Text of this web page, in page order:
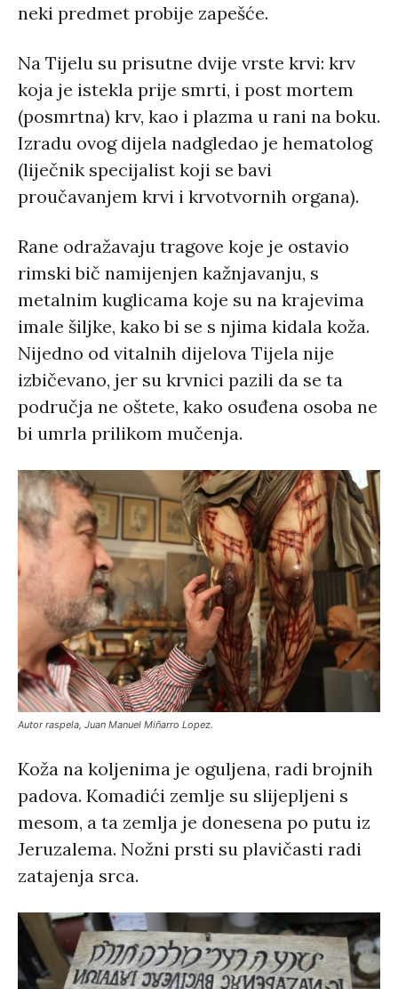
neki predmet probije zapešće.
Na Tijelu su prisutne dvije vrste krvi: krv
koja je istekla prije smrti, i post mortem
(posmrtna) krv, kao i plazma u rani na boku.
Izradu ovog dijela nadgledao je hematolog
(liječnik specijalist koji se bavi
proučavanjem krvi i krvotvornih organa).
Rane odražavaju tragove koje je ostavio
rimski bič namijenjen kažnjavanju, s
metalnim kuglicama koje su na krajevima
imale šiljke, kako bi se s njima kidala koža.
Nijedno od vitalnih dijelova Tijela nije
izbičevano, jer su krvnici pazili da se ta
područja ne oštete, kako osuđena osoba ne
bi umrla prilikom mučenja.
Autor raspela, Juan Manuel Miñarro Lopez.
Koža na koljenima je oguljena, radi brojnih
padova. Komadići zemlje su slijepljeni s
mesom, a ta zemlja je donesena po putu iz
Jeruzalema. Nožni prsti su plavičasti radi
zatajenja srca.